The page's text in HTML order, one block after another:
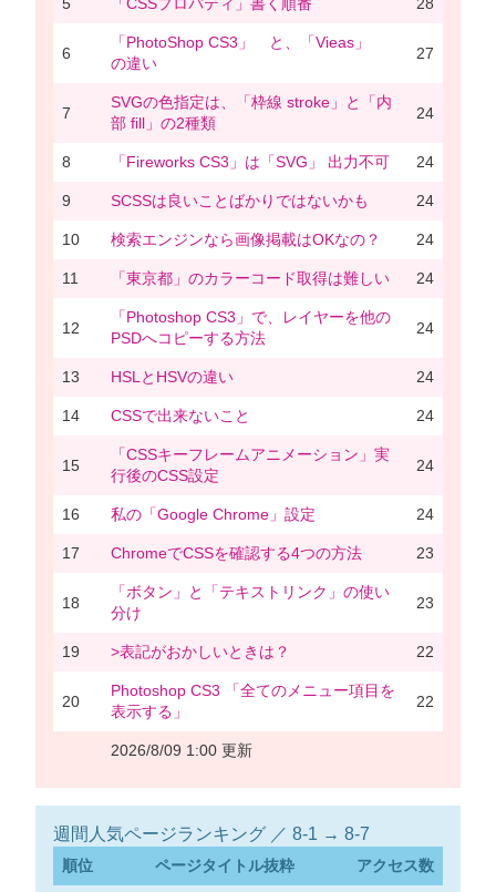
6
「PhotoShop CS3」 と、「Vieas」
の違い
27
7
SVGの色指定は、「枠線 stroke」と「内
部 fill」の2種類
24
8 「Fireworks CS3」は「SVG」 出力不可 24
9 SCSSは良いことばかりではないかも 24
10 検索エンジンなら画像掲載はOKなの？ 24
11 「東京都」のカラーコード取得は難しい 24
12
「Photoshop CS3」で、レイヤーを他の
PSDへコピーする方法
24
13 HSLとHSVの違い 24
14 CSSで出来ないこと 24
15
「CSSキーフレームアニメーション」実
行後のCSS設定
24
16 私の「Google Chrome」設定 24
17 ChromeでCSSを確認する4つの方法 23
18
「ボタン」と「テキストリンク」の使い
分け
23
19 >表記がおかしいときは？ 22
20
Photoshop CS3 「全てのメニュー項目を
表示する」
22
2026/8/09 1:00 更新
週間人気ページランキング ／ 8-1 → 8-7
順位 ページタイトル抜粋 アクセス数